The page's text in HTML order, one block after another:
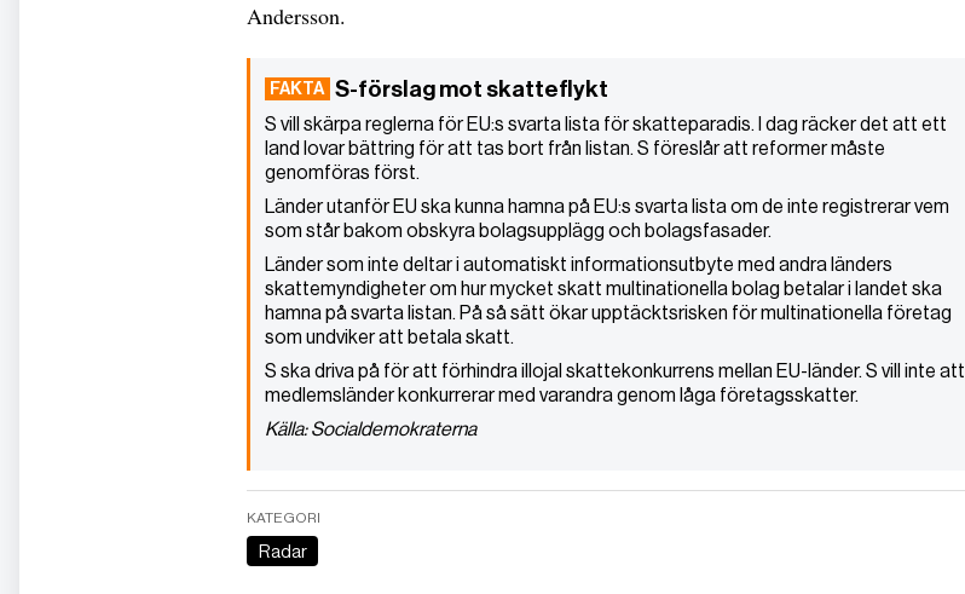
Andersson.
S-förslag mot skatteflykt
S vill skärpa reglerna för EU:s svarta lista för skatteparadis. I dag räcker det att ett
land lovar bättring för att tas bort från listan. S föreslår att reformer måste
genomföras först.
Länder utanför EU ska kunna hamna på EU:s svarta lista om de inte registrerar vem
som står bakom obskyra bolagsupplägg och bolagsfasader.
Länder som inte deltar i automatiskt informationsutbyte med andra länders
skattemyndigheter om hur mycket skatt multinationella bolag betalar i landet ska
hamna på svarta listan. På så sätt ökar upptäcktsrisken för multinationella företag
som undviker att betala skatt.
S ska driva på för att förhindra illojal skattekonkurrens mellan EU-länder. S vill inte att
medlemsländer konkurrerar med varandra genom låga företagsskatter.
Källa: Socialdemokraterna
KATEGORI
Radar